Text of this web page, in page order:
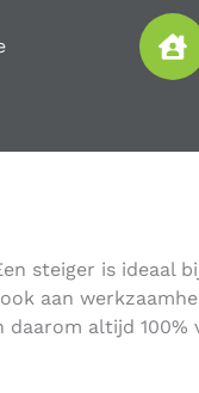
steiger is ideaal
aan
altijd 100%